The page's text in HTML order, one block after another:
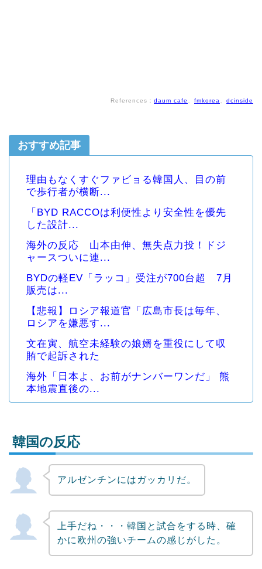
References： daum cafe 、 fmkorea、 dcinside
おすすめ記事
理由もなくすぐファビョる韓国人、目の前
で歩行者が横断...
「BYD RACCOは利便性より安全性を優先
した設計...
海外の反応 山本由伸、無失点力投！ドジ
ャースついに連...
BYDの軽EV「ラッコ」受注が700台超 7月
販売は...
【悲報】ロシア報道官「広島市長は毎年、
ロシアを嫌悪す...
文在寅、航空未経験の娘婿を重役にして収
賄で起訴された
海外「日本よ、お前がナンバーワンだ」 熊
本地震直後の...
Powered by livedoor 相互RSS
韓国の反応
アルゼンチンにはガッカリだ。
上手だね・・・韓国と試合をする時、確
かに欧州の強いチームの感じがした。